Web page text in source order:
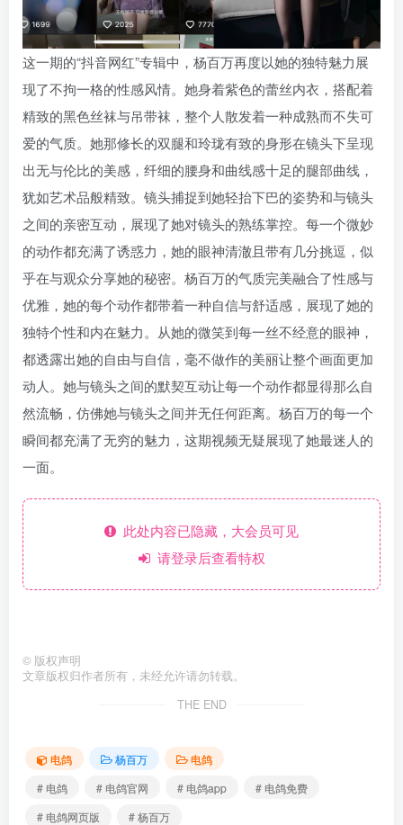
这一期的“抖音网红”专辑中，杨百万再度以她的独特魅力展
现了不拘一格的性感风情。她身着紫色的蕾丝内衣，搭配着
精致的黑色丝袜与吊带袜，整个人散发着一种成熟而不失可
爱的气质。她那修长的双腿和玲珑有致的身形在镜头下呈现
出无与伦比的美感，纤细的腰身和曲线感十足的腿部曲线，
犹如艺术品般精致。镜头捕捉到她轻抬下巴的姿势和与镜头
之间的亲密互动，展现了她对镜头的熟练掌控。每一个微妙
的动作都充满了诱惑力，她的眼神清澈且带有几分挑逗，似
乎在与观众分享她的秘密。杨百万的气质完美融合了性感与
优雅，她的每个动作都带着一种自信与舒适感，展现了她的
独特个性和内在魅力。从她的微笑到每一丝不经意的眼神，
都透露出她的自由与自信，毫不做作的美丽让整个画面更加
动人。她与镜头之间的默契互动让每一个动作都显得那么自
然流畅，仿佛她与镜头之间并无任何距离。杨百万的每一个
瞬间都充满了无穷的魅力，这期视频无疑展现了她最迷人的
一面。
此处内容已隐藏，大会员可见
请登录后查看特权
© 版权声明
文章版权归作者所有，未经允许请勿转载。
THE END
电鸽 杨百万
电鸽
# 电鸽
# 电鸽官网 # 电鸽app
# 电鸽免费
# 电鸽网页版
# 杨百万